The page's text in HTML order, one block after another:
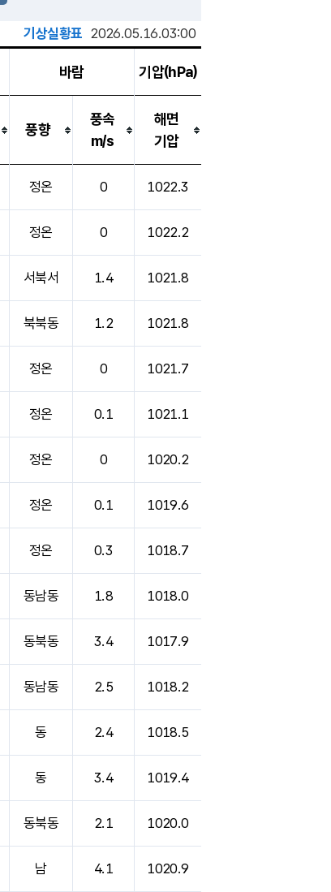
기상실황표 2026.05.16.03:00
바람 기압(hPa)
풍향
풍속
m/s
해면
기압
정온 0 1022.3
정온 0 1022.2
서북서 1.4 1021.8
북북동 1.2 1021.8
정온 0 1021.7
정온 0.1 1021.1
정온 0 1020.2
정온 0.1 1019.6
정온 0.3 1018.7
동남동 1.8 1018.0
동북동 3.4 1017.9
동남동 2.5 1018.2
동 2.4 1018.5
동 3.4 1019.4
동북동 2.1 1020.0
남 4.1 1020.9